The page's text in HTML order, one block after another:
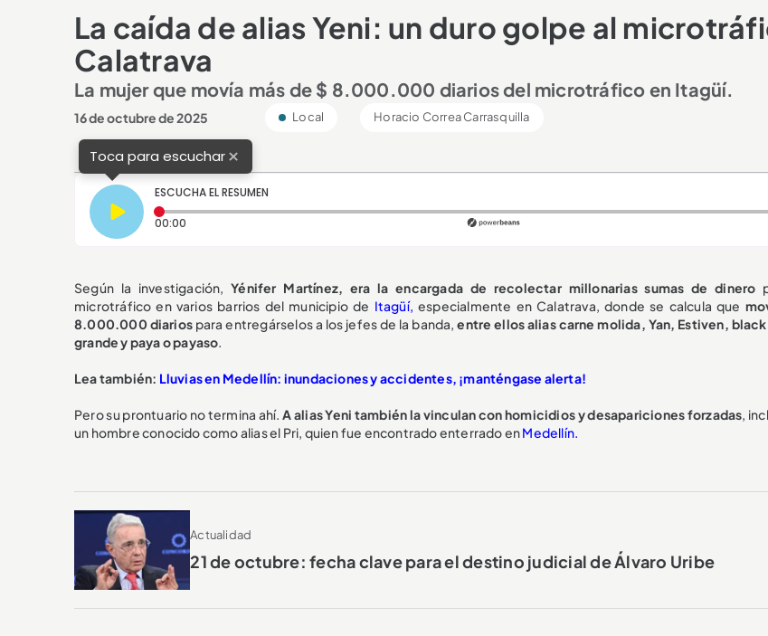
La caída de alias Yeni: un duro golpe al
Calatrava
La mujer que movía más de $ 8.000.000 diarios del microtráfico en Itagüí.
16 de octubre de 2025 Local Horacio Correa Carrasquilla
Toca para escuchar×
ESCUCHA EL RESUMEN
00:00
Según la investigación,Yénifer Martínez, era la encargada de recolectar millonarias sumas de dinero
microtráfico en varios barrios del municipio de Itagüí, especialmente en Calatrava, donde se calcula que
8.000.000 diarios para entregárselos a los jefes de la banda,entre ellos alias carne molida, Yan, Estiven,
grande y paya o payaso.
Lea también: Lluvias en Medellín: inundaciones y accidentes, ¡manténgase alerta!
Pero su prontuario no termina ahí.A alias Yeni también la vinculan con homicidios y desapariciones forzadas,
un hombre conocido como alias el Pri, quien fue encontrado enterrado enMedellín.
Actualidad
21 de octubre: fecha clave para el destino judicial de Álvaro Uribe